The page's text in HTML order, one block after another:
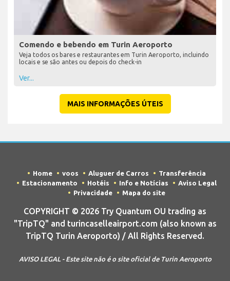
Comendo e bebendo em Turin Aeroporto
Veja todos os bares e restaurantes em Turin Aeroporto, incluindo
locais e se são antes ou depois do check-in
Ver...
MAIS INFORMAÇÕES ÚTEIS
Home voos Aluguer de Carros
Transferência
Estacionamento
Hotéis Info e Notícias
Aviso Legal
Privacidade
Mapa do site
COPYRIGHT © 2026 Try Quantum OU trading as
"TripTQ" and turincaselleairport.com (also known as
TripTQ Turin Aeroporto) / All Rights Reserved.
AVISO LEGAL - Este site não é o site oficial de Turin Aeroporto